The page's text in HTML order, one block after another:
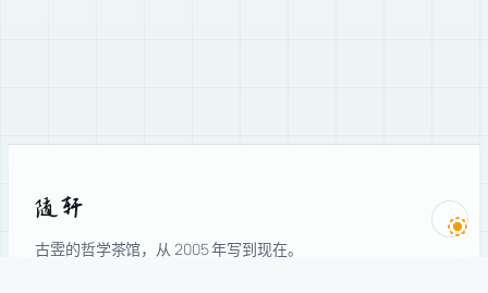
随轩
古雴的哲学茶馆，从 2005 年写到现在。